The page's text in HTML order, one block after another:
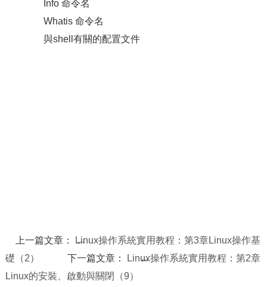
Info 命令名
Whatis 命令名
與shell有關的配置文件
上一篇文章：
Linux操作系統實用教程：第3章Linux操作基
礎（2）
下一篇文章：
Linux操作系統實用教程：第2章
Linux的安裝、啟動與關閉（9）